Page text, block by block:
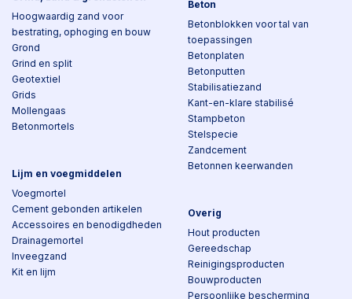
Hoogwaardig zand voor
bestrating, ophoging en bouw
Grond
Grind en split
Geotextiel
Grids
Mollengaas
Betonmortels
Lijm en voegmiddelen
Voegmortel
Cement gebonden artikelen
Accessoires en benodigdheden
Drainagemortel
Inveegzand
Kit en lijm
Beton
Betonblokken voor tal van
toepassingen
Betonplaten
Betonputten
Stabilisatiezand
Kant-en-klare stabilisé
Stampbeton
Stelspecie
Zandcement
Betonnen keerwanden
Overig
Hout producten
Gereedschap
Reinigingsproducten
Bouwproducten
Persoonlijke bescherming